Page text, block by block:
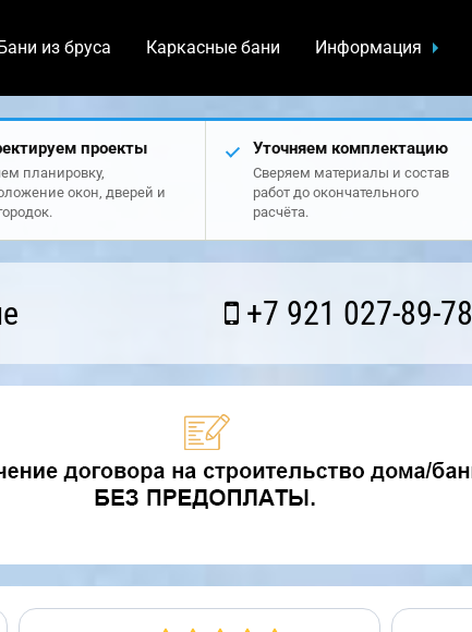
Бани из бруса Каркасные бани Информация
проекты
планировку,
окон, дверей и
Уточняем комплектацию
Сверяем материалы и состав
работ до окончательного
расчёта.
+7 921 027-89-78